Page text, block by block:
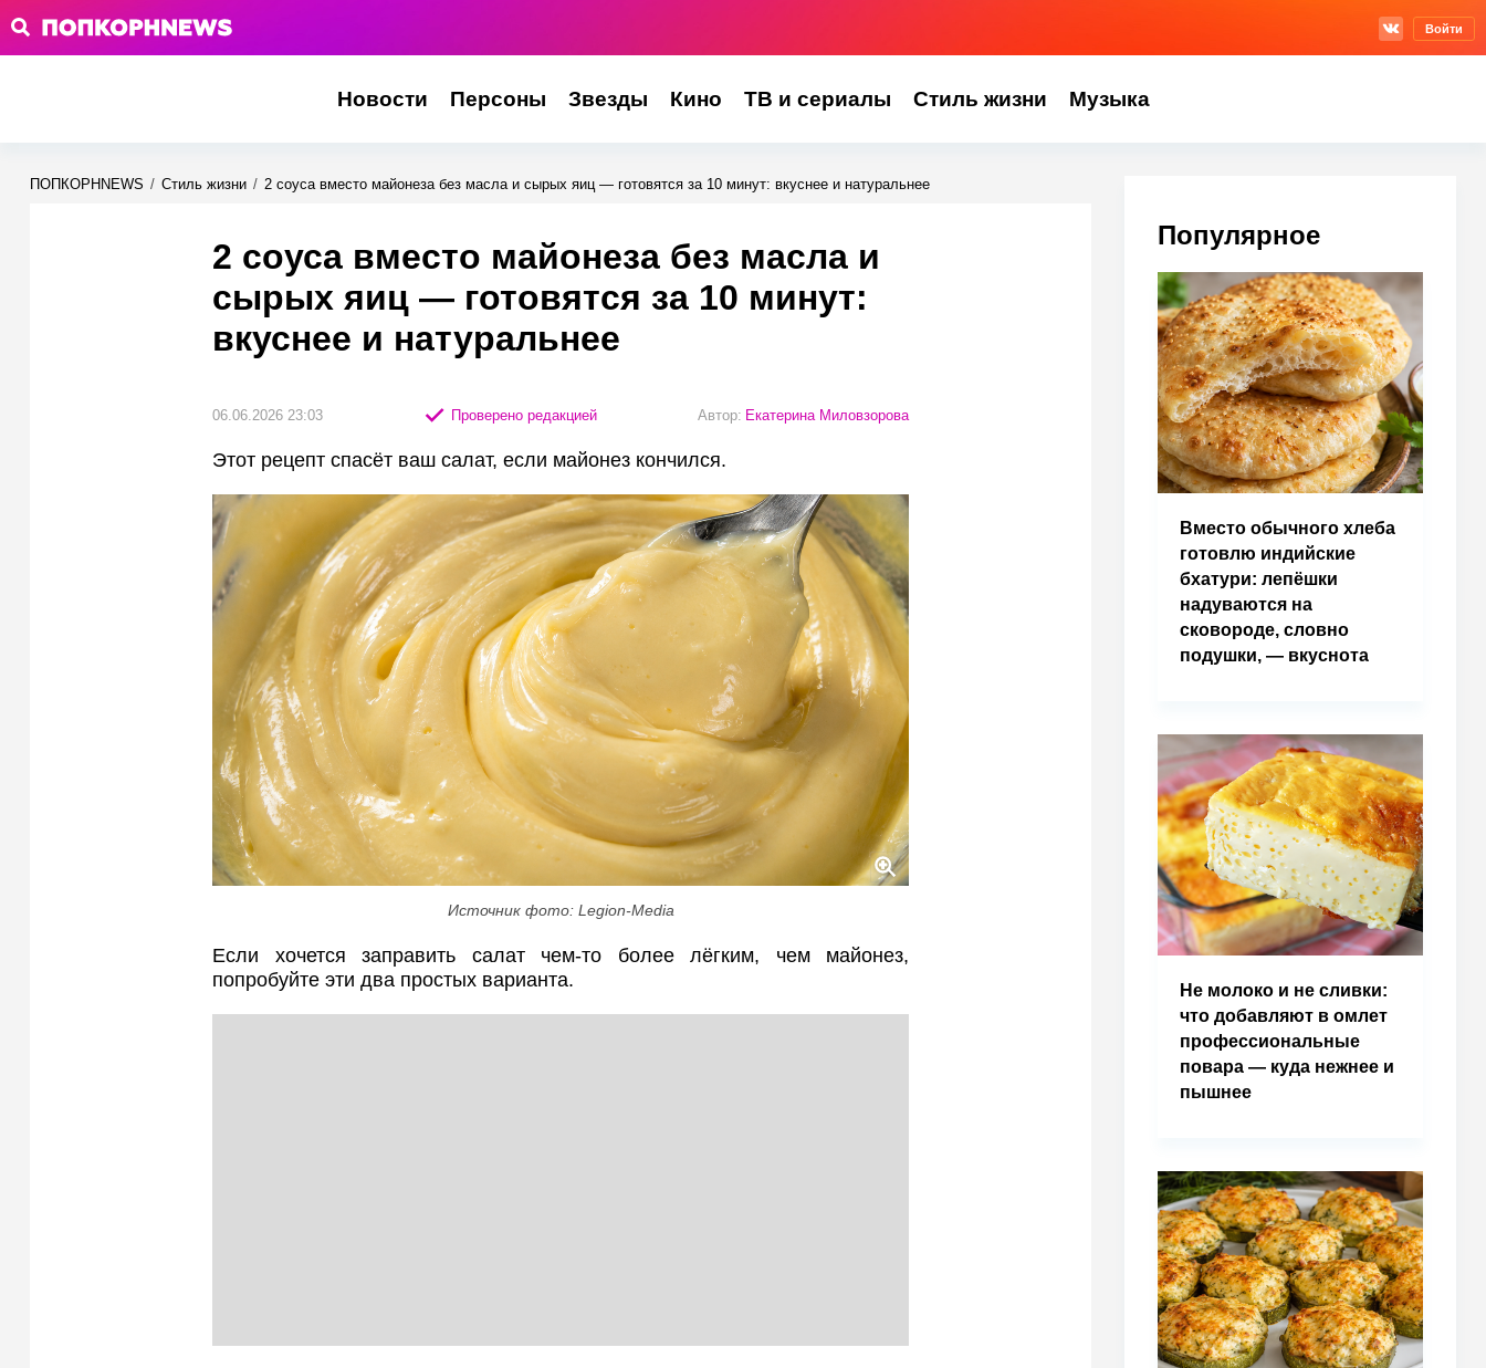
Войти
Новости Персоны Звезды Кино ТВ и сериалы Стиль жизни Музыка
ПОПКОРНNEWS / Стиль жизни / 2 соуса вместо майонеза без масла и сырых яиц — готовятся за 10 минут: вкуснее и натуральнее
2 соуса вместо майонеза без масла и
сырых яиц — готовятся за 10 минут:
вкуснее и натуральнее
06.06.2026 23:03 Проверено редакцией Автор: Екатерина Миловзорова
Этот рецепт спасёт ваш салат, если майонез кончился.
Источник фото: Legion-Media
Если хочется заправить салат чем-то более лёгким, чем майонез,
попробуйте эти два простых варианта.
Популярное
Вместо обычного хлеба
готовлю индийские
бхатури: лепёшки
надуваются на
сковороде, словно
подушки, — вкуснота
Не молоко и не сливки:
что добавляют в омлет
профессиональные
повара — куда нежнее и
пышнее